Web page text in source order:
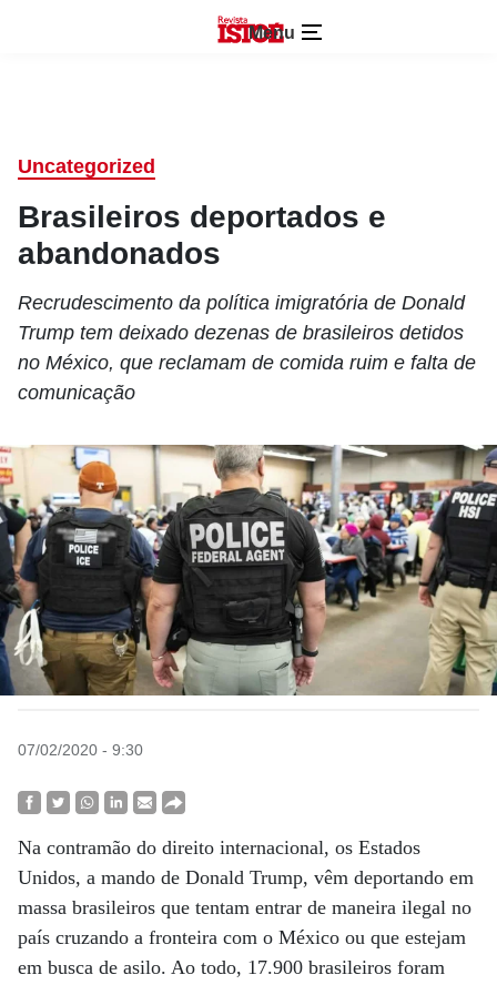
Menu
Uncategorized
Brasileiros deportados e
abandonados
Recrudescimento da política imigratória de Donald
Trump tem deixado dezenas de brasileiros detidos
no México, que reclamam de comida ruim e falta de
comunicação
07/02/2020 - 9:30
Na contramão do direito internacional, os Estados
Unidos, a mando de Donald Trump, vêm deportando em
massa brasileiros que tentam entrar de maneira ilegal no
país cruzando a fronteira com o México ou que estejam
em busca de asilo. Ao todo, 17.900 brasileiros foram